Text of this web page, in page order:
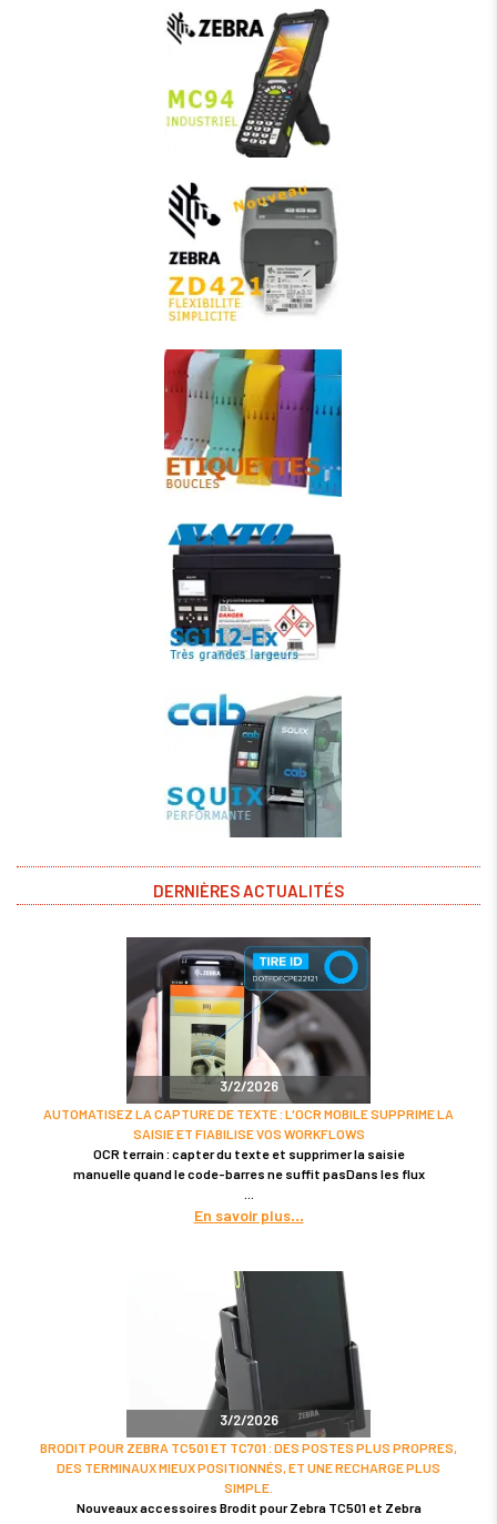
DERNIÈRES ACTUALITÉS
3/2/2026
AUTOMATISEZ LA CAPTURE DE TEXTE : L'OCR MOBILE SUPPRIME LA
SAISIE ET FIABILISE VOS WORKFLOWS
OCR terrain : capter du texte et supprimer la saisie
manuelle quand le code-barres ne suffit pasDans les flux
En savoir plus
3/2/2026
BRODIT POUR ZEBRA TC501 ET TC701 : DES POSTES PLUS PROPRES,
DES TERMINAUX MIEUX POSITIONNÉS, ET UNE RECHARGE PLUS
SIMPLE.
Nouveaux accessoires Brodit pour Zebra TC501 et Zebra